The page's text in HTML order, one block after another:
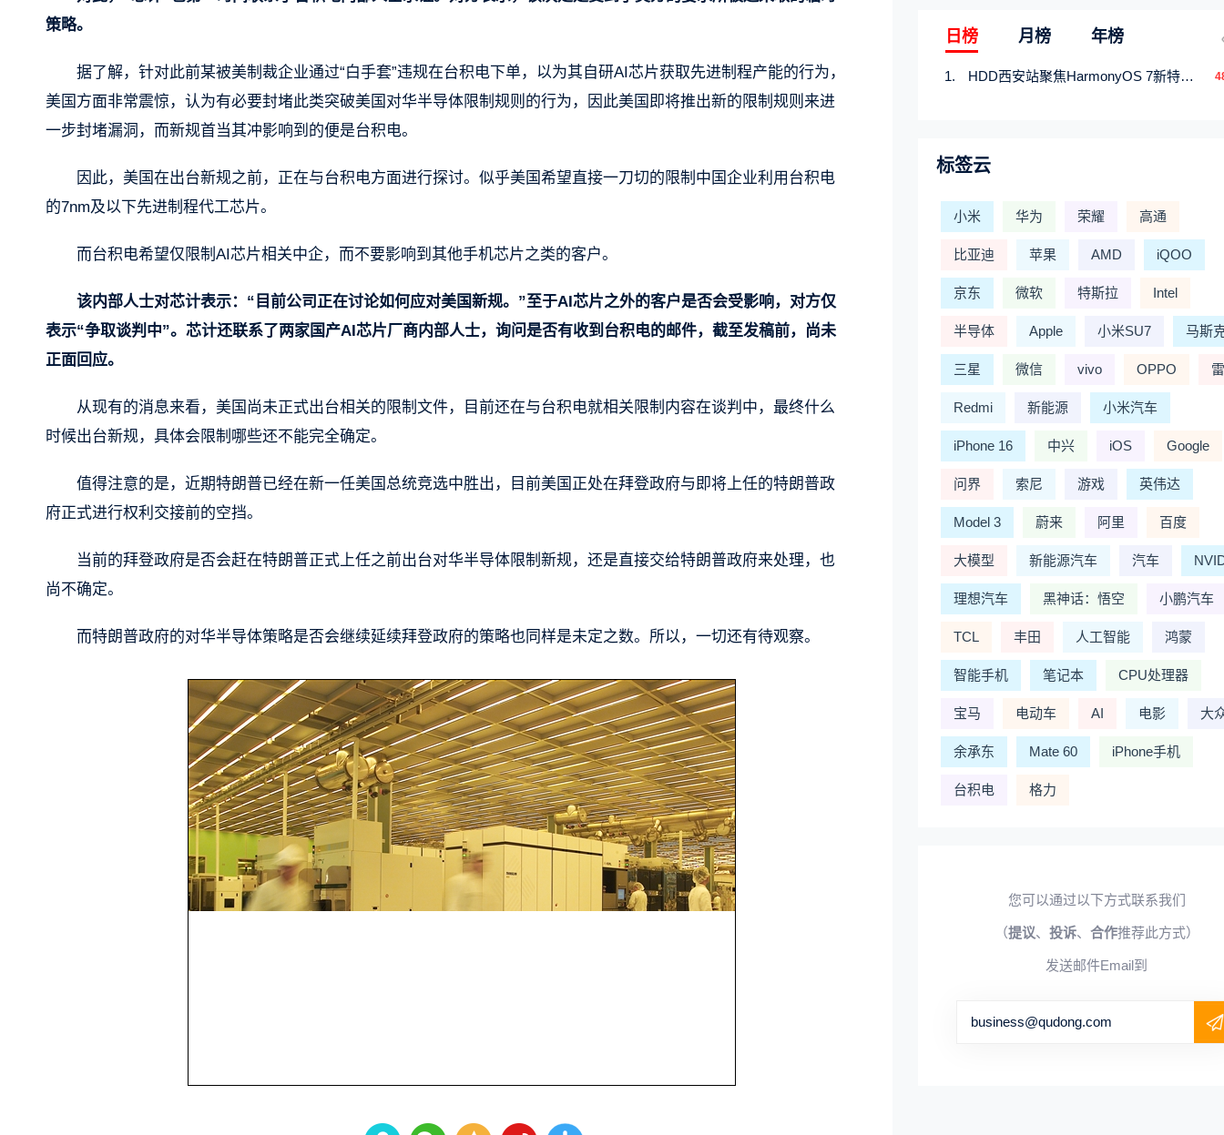
策略。
据了解，针对此前某被美制裁企业通过“白手套”违规在台积电下单，以为其自研AI芯片获取先进制程产能的行为，
美国方面非常震惊，认为有必要封堵此类突破美国对华半导体限制规则的行为，因此美国即将推出新的限制规则来进
一步封堵漏洞，而新规首当其冲影响到的便是台积电。
因此，美国在出台新规之前，正在与台积电方面进行探讨。似乎美国希望直接一刀切的限制中国企业利用台积电
的7nm及以下先进制程代工芯片。
而台积电希望仅限制AI芯片相关中企，而不要影响到其他手机芯片之类的客户。
该内部人士对芯计表示：“目前公司正在讨论如何应对美国新规。”至于AI芯片之外的客户是否会受影响，对方仅
表示“争取谈判中”。芯计还联系了两家国产AI芯片厂商内部人士，询问是否有收到台积电的邮件，截至发稿前，尚未
正面回应。
从现有的消息来看，美国尚未正式出台相关的限制文件，目前还在与台积电就相关限制内容在谈判中，最终什么
时候出台新规，具体会限制哪些还不能完全确定。
值得注意的是，近期特朗普已经在新一任美国总统竞选中胜出，目前美国正处在拜登政府与即将上任的特朗普政
府正式进行权利交接前的空挡。
当前的拜登政府是否会赶在特朗普正式上任之前出台对华半导体限制新规，还是直接交给特朗普政府来处理，也
尚不确定。
而特朗普政府的对华半导体策略是否会继续延续拜登政府的策略也同样是未定之数。所以，一切还有待观察。
日榜 月榜 年榜
HDD西安站聚焦HarmonyOS 7新特性，解锁从互联到智能的应用开发新范式
标签云
小米 华为 荣耀 高通
比亚迪 苹果 AMD iQOO
京东 微软 特斯拉 Intel
半导体 Apple 小米SU7 马斯
三星 微信 vivo OPPO
Redmi 新能源 小米汽车
iPhone 16 中兴 iOS Google
问界 索尼 游戏 英伟达
Model 3 蔚来 阿里 百度
大模型 新能源汽车 汽车
理想汽车 黑神话：悟空 小鹏汽车
TCL 丰田 人工智能 鸿蒙
智能手机 笔记本 CPU处理器
宝马 电动车 AI 电影 大
余承东 Mate 60 iPhone手机
台积电 格力
您可以通过以下方式联系我们
（提议、 投诉、 合作推荐此方式）
发送邮件Email到
business@qudong.com